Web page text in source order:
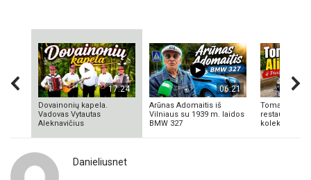
17:24
Dovainonių kapela.
Vadovas Vytautas
Aleknavičius
06:21
Arūnas Adomaitis iš
Vilniaus su 1939 m. laidos
BMW 327
Tomas
Danieliusnet